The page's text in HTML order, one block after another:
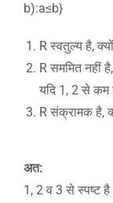
b):a≤b}
R स्वतुल्य है,
R सममित नहीं
यदि 1, 2 से कम
R संक्रामक है,
अत:
1, 2 व 3 से स्पष्ट